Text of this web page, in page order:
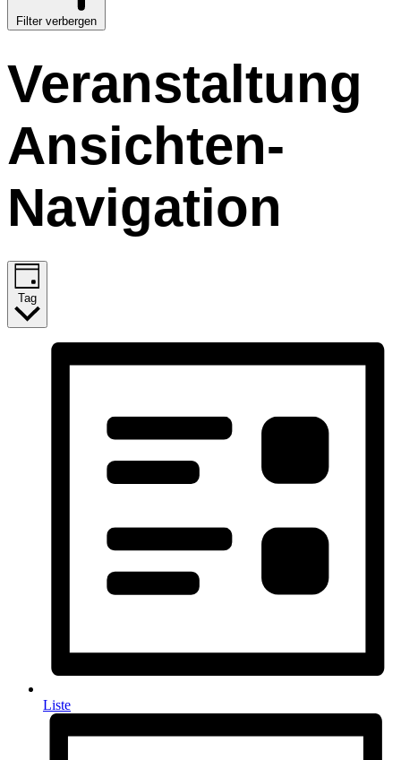
Filter verbergen
Veranstaltung
Ansichten-
Navigation
Tag
Liste